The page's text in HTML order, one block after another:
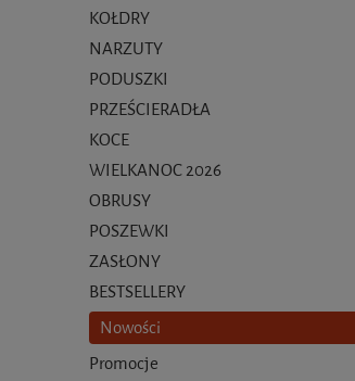
KOŁDRY
NARZUTY
PODUSZKI
PRZEŚCIERADŁA
KOCE
WIELKANOC 2026
OBRUSY
POSZEWKI
ZASŁONY
BESTSELLERY
Nowości
Promocje